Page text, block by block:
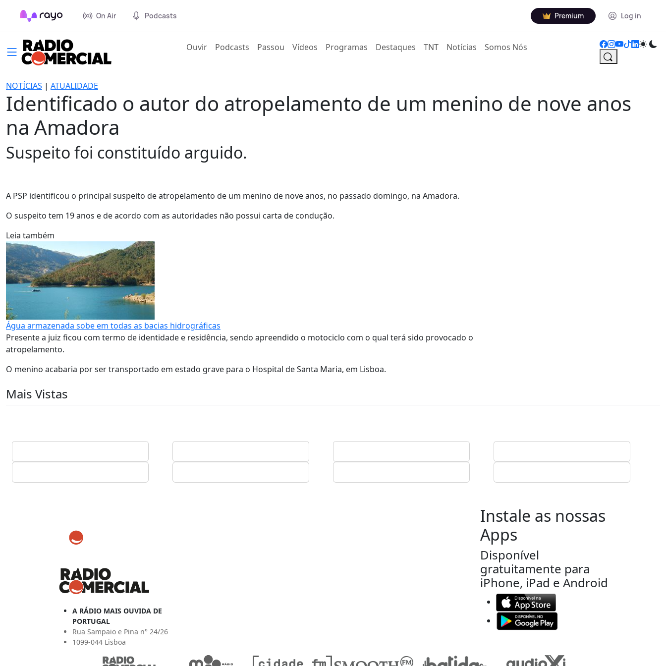
On Air Podcasts Premium Log in
Ouvir(current)
Podcasts Passou Vídeos Programas Destaques TNT Notícias Somos Nós
NOTÍCIAS | ATUALIDADE
Identificado o autor do atropelamento de um menino de nove anos
na Amadora
Suspeito foi constituído arguido.
A PSP identificou o principal suspeito de atropelamento de um menino de nove anos, no passado domingo, na Amadora.
O suspeito tem 19 anos e de acordo com as autoridades não possui carta de condução.
Leia também
Água armazenada sobe em todas as bacias hidrográficas
Presente a juiz ficou com termo de identidade e residência, sendo apreendido o motociclo com o qual terá sido provocado o
atropelamento.
O menino acabaria por ser transportado em estado grave para o Hospital de Santa Maria, em Lisboa.
Mais Vistas
A RÁDIO MAIS OUVIDA DE
PORTUGAL
Rua Sampaio e Pina n° 24/26
1099-044 Lisboa
Instale as nossas
Apps
Disponível
gratuitamente para
iPhone, iPad e Android